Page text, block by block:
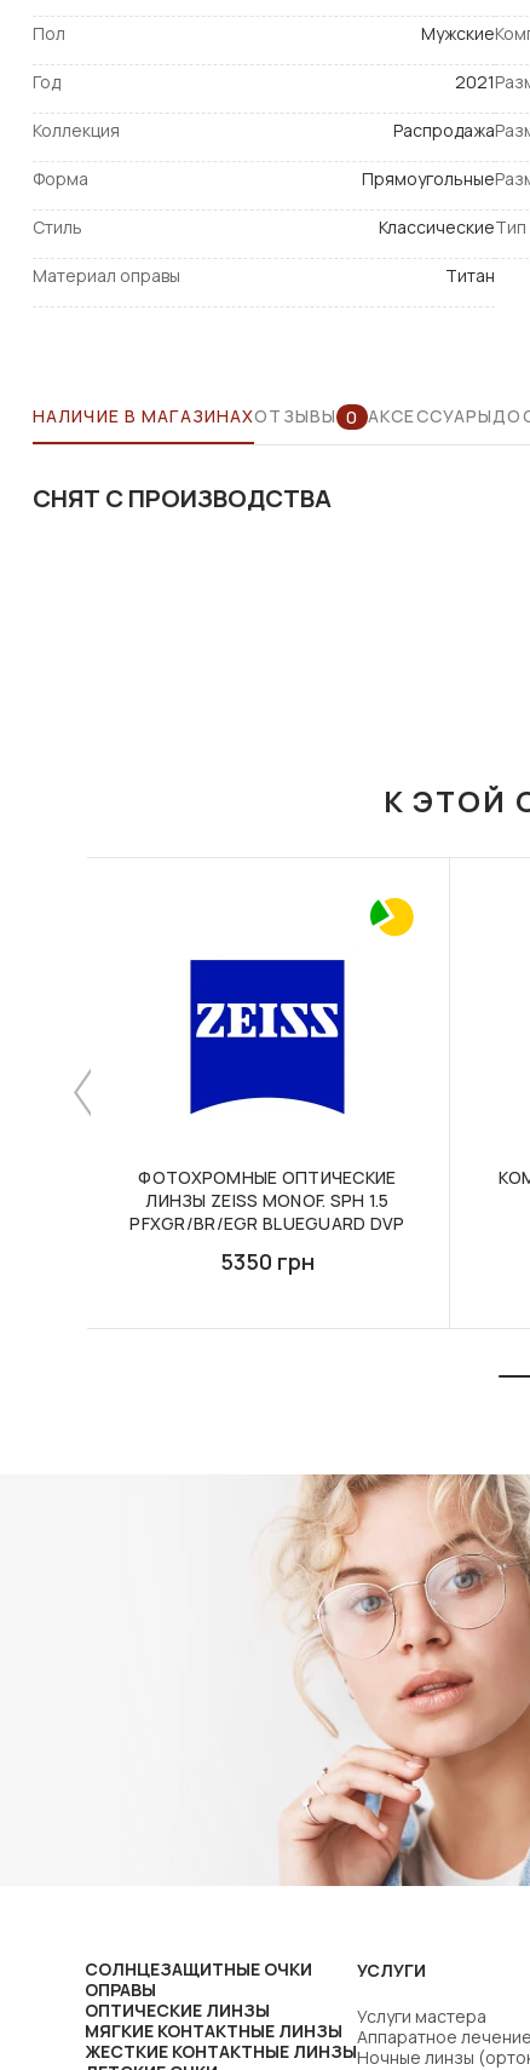
Пол Мужские
Год 2021
Коллекция Распродажа
Форма Прямоугольные
Стиль Классические
Материал оправы Титан
Тип
НАЛИЧИЕ В МАГАЗИНАХОТЗЫВЫ 0 АКСЕССУАРЫ
СНЯТ С ПРОИЗВОДСТВА
К ЭТОЙ
ФОТОХРОМНЫЕ ОПТИЧЕСКИЕ
ЛИНЗЫ ZEISS MONOF. SPH 1.5
PFXGR/BR/EGR BLUEGUARD DVP
5350 грн
СОЛНЦЕЗАЩИТНЫЕ ОЧКИ
ОПРАВЫ
ОПТИЧЕСКИЕ ЛИНЗЫ
МЯГКИЕ КОНТАКТНЫЕ ЛИНЗЫ
ЖЕСТКИЕ КОНТАКТНЫЕ ЛИНЗЫ
УСЛУГИ
Услуги мастера
Аппаратное
Ночные линзы